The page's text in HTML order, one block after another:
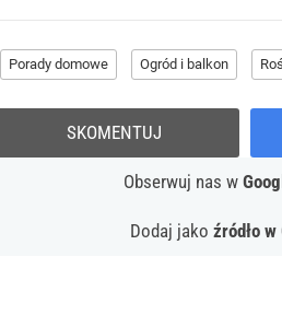
Porady domowe Ogród i balkon
Obserwuj nas w
Dodaj jako źródło w
SKOMENTUJ